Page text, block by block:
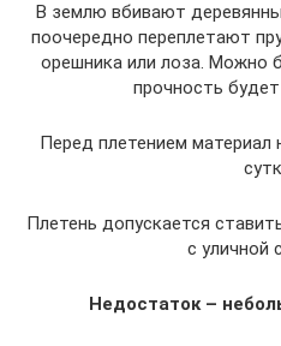
В землю вбивают
поочередно переплетают
орешника или лоза. Можно
прочность
Перед плетением материал
Плетень допускается
с уличной
Недостаток –